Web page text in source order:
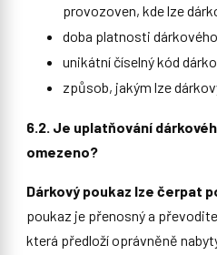
provozoven, kde lze
doba platnosti
unikátní číselný kód
způsob, jakým lze
6.2. Je uplatňování
omezeno?
Dárkový poukaz lze čerpat
poukaz je přenosný a
která předloží oprávněně